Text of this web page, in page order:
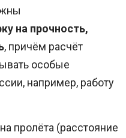
на прочность,
, причём расчёт
особые
например, работу
пролёта (расстояние